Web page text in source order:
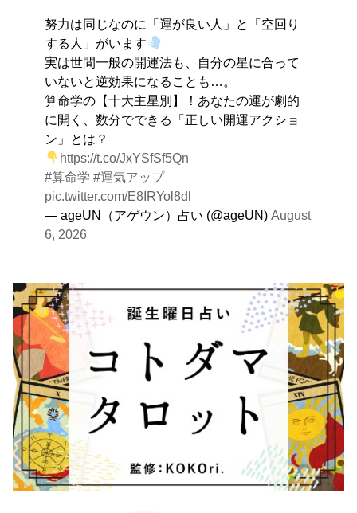
を。努力は同じなのに「運が良い人」と「空回り
する人」がいます
実は世間一般の開運法も、自分の星に合って
いないと逆効果になることも…。
算命学の【十大主星別】！あなたの運が劇的
に開く、数分でできる「正しい開運アクショ
ン」とは？
https://t.co/JxYSfSf5Qn
#算命学 #運気アップ
pic.twitter.com/E8IRYol8dl
— ageUN（アゲウン）占い (@ageUN)August
6, 2026